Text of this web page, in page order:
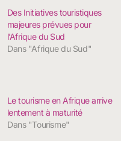
Des Initiatives touristiques
majeures prévues pour
l’Afrique du Sud
Dans "Afrique du Sud"
Le tourisme en Afrique arrive
lentement à maturité
Dans "Tourisme"